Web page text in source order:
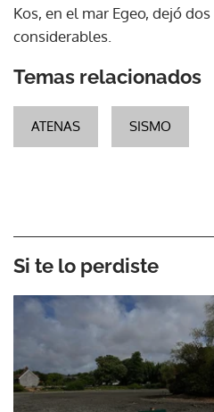
Kos, en el mar Egeo, dejó
considerables.
Temas relacionados
ATENAS SISMO
Si te lo perdiste